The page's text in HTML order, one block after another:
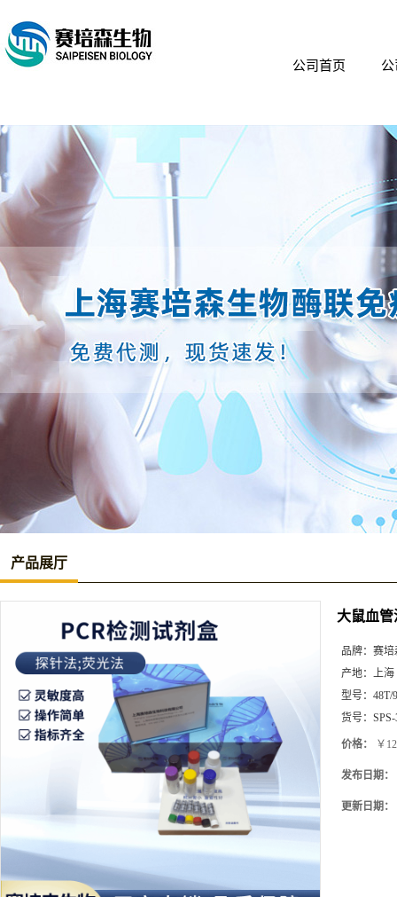
公司首页
产品展厅
大鼠血
品牌： 赛培
产地： 上海
型号： 48T/
货号：
价格： ￥
发布日期：
更新日期：